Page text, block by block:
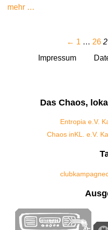
mehr …
← 1 … 26
Impressum
Das Chaos,
Entropia e.V.
Chaos inKL. e.V.
clubkampagne